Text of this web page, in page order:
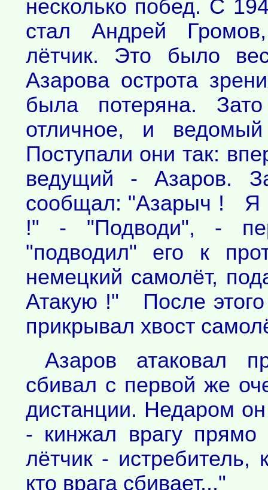
несколько побед. С
стал Андрей
лётчик. Это было
Азарова острота
была потеряна.
отличное, и
Поступали они так:
ведущий - Азаров.
сообщал: "Азарыч ! Я
!" - "Подводи", -
"подводил" его к
немецкий самолёт,
Атакую !" После этого
прикрывал хвост
Азаров атаковал
сбивал с первой же
дистанции. Недаром
- кинжал врагу
лётчик - истребитель,
кто врага сбивает..."